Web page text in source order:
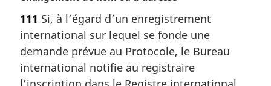
t
e
m
a
111 Si, à l’égard d’un enregistrement
international sur lequel se fonde une
demande prévue au Protocole, le Bureau
international notifie au registraire